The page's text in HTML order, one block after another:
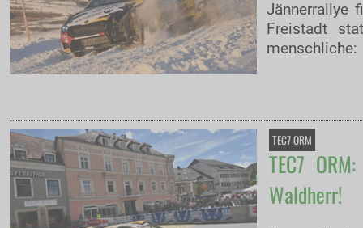
Jännerrallye
Freistadt
menschliche:
TEC7 ORM
TEC7
Waldherr!